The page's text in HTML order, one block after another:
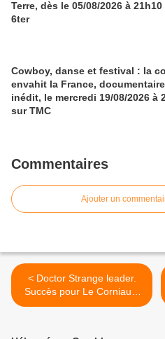
Terre, dès le 05/08/2026 à
6ter
Cowboy, danse et festival : la
envahit la France, documentaire
inédit, le mercredi 19/08/2026 à
sur TMC
Commentaires
Ajouter un
< Doctor Strange leader.
Succès pour Le Corniaud.
Zone interdite déçoit. C+ et